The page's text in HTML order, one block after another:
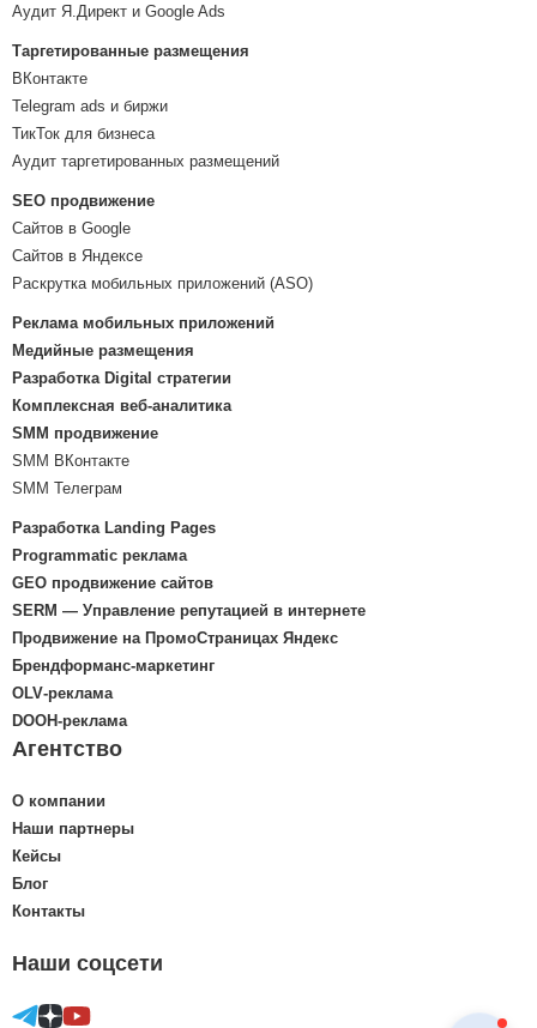
Аудит Я.Директ и Google Ads
Таргетированные размещения
ВКонтакте
Telegram ads и биржи
ТикТок для бизнеса
Аудит таргетированных размещений
SEO продвижение
Сайтов в Google
Сайтов в Яндексе
Раскрутка мобильных приложений (ASO)
Реклама мобильных приложений
Медийные размещения
Разработка Digital стратегии
Комплексная веб-аналитика
SMM продвижение
SMM ВКонтакте
SMM Телеграм
Разработка Landing Pages
Programmatic реклама
GEO продвижение сайтов
SERM — Управление репутацией в интернете
Продвижение на ПромоСтраницах Яндекс
Брендформанс-маркетинг
OLV‑реклама
DOOH‑реклама
Агентство
О компании
Наши партнеры
Кейсы
Блог
Контакты
Наши соцсети